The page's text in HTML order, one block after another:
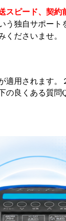
スピード、契
う独自サポー
ださいませ。
用されます
良くある質問